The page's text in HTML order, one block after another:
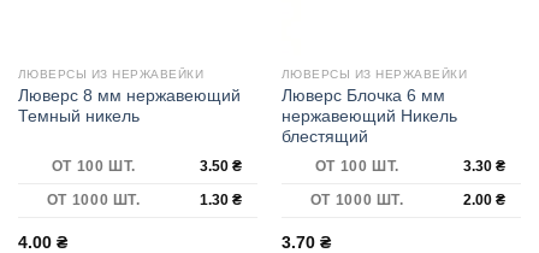
ЛЮВЕРСЫ ИЗ НЕРЖАВЕЙКИ
Люверс 8 мм нержавеющий
Темный никель
ОТ 100 ШТ. 3.50 ₴
ОТ 1000 ШТ.
1.30 ₴
4.00 ₴
ЛЮВЕРСЫ ИЗ НЕРЖАВЕЙКИ
Люверс Блочка 6 мм
нержавеющий Никель
блестящий
ОТ 100 ШТ. 3.30 ₴
ОТ 1000 ШТ.
2.00 ₴
3.70 ₴